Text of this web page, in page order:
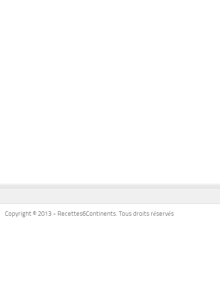
Copyright © 2013 - Recettes6Continents. Tous droits réservés